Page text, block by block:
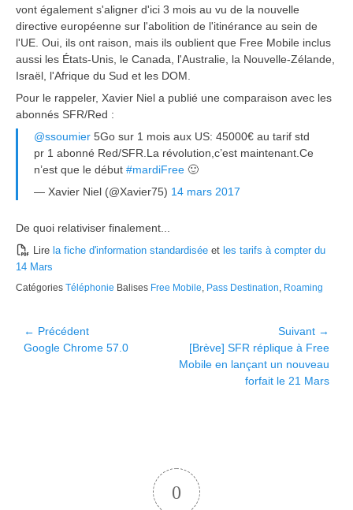
vont également s'aligner d'ici 3 mois au vu de la nouvelle
directive européenne sur l'abolition de l'itinérance au sein de
l'UE. Oui, ils ont raison, mais ils oublient que Free Mobile inclus
aussi les États-Unis, le Canada, l'Australie, la Nouvelle-Zélande,
Israël, l'Afrique du Sud et les DOM.
Pour le rappeler, Xavier Niel a publié une comparaison avec les
abonnés SFR/Red :
@ssoumier5Go sur 1 mois aux US: 45000€ au tarif std
pr 1 abonné Red/SFR.La révolution,c’est maintenant.Ce
n’est que le début #mardiFree🙂
— Xavier Niel (@Xavier75) 14 mars 2017
De quoi relativiser finalement...
Lire la fiche d'information standardiséeet les tarifs à compter du
14 Mars
Catégories Téléphonie Balises Free Mobile Pass Destination Roaming
Navigation
de
← Précédent
Article
Google Chrome 57.0
Suivant →
Article
suivant :
[Brève] SFR réplique à Free
Mobile en lançant un nouveau
forfait le 21 Mars
0